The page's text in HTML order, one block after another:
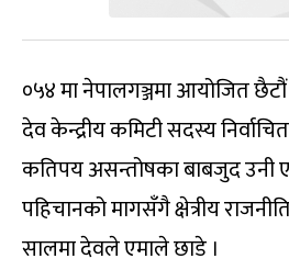
०५४ मा नेपालगञ्जमा आयोजित छैटौं
देव केन्द्रीय कमिटी सदस्य
कतिपय असन्तोषका बाबजुद उनी
पहिचानको मागसँगै क्षेत्रीय
सालमा देवले एमाले छाडे ।